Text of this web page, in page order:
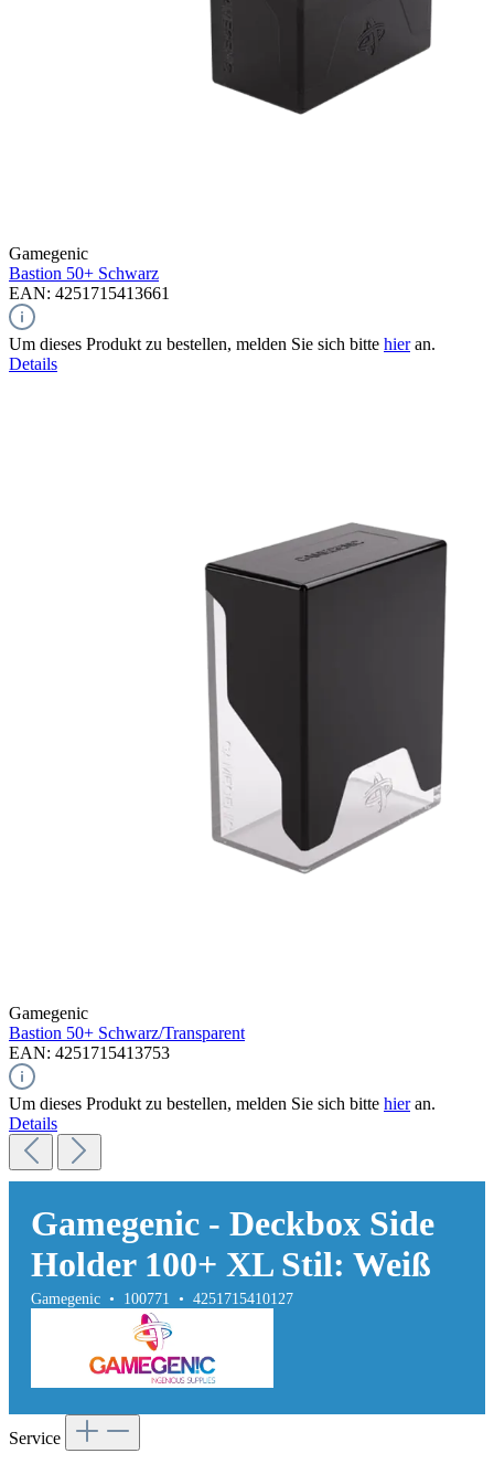
Gamegenic
Bastion 50+ Schwarz
EAN: 4251715413661
Um dieses Produkt zu bestellen, melden Sie sich bitte hieran.
Details
Gamegenic
Bastion 50+ Schwarz/Transparent
EAN: 4251715413753
Um dieses Produkt zu bestellen, melden Sie sich bitte hieran.
Details
Gamegenic - Deckbox Side
Holder 100+ XL Stil: Weiß
Gamegenic • 100771 • 4251715410127
Service